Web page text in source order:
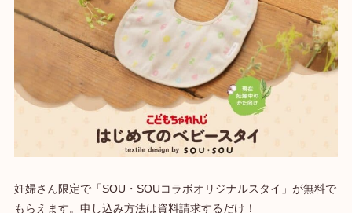
妊婦さん限定で「SOU・SOUコラボオリジナルスタイ」が無料で
もらえます。申し込み方法は資料請求するだけ！